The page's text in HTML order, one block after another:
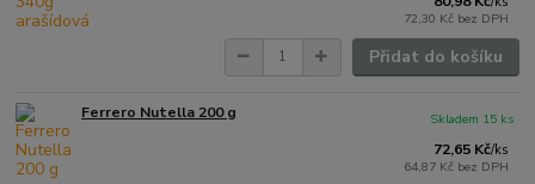
72,30 Kč bez DPH
Přidat do košíku
Ferrero Nutella 200 g
72,65 Kč/ks
64,87 Kč bez DPH
Skladem 15 ks